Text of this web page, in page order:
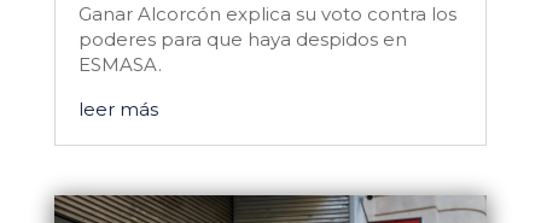
Ganar Alcorcón explica su voto contra los
poderes para que haya despidos en
ESMASA.
leer más